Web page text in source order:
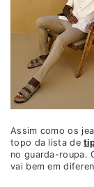
Assim como os
topo da lista de
no guarda-roupa.
vai bem em